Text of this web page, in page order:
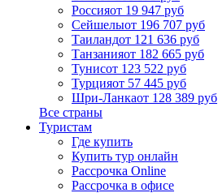
Россияот 19 947 руб
Сейшелыот 196 707 руб
Таиландот 121 636 руб
Танзанияот 182 665 руб
Тунисот 123 522 руб
Турцияот 57 445 руб
Шри-Ланкаот 128 389 руб
Все страны
Туристам
Где купить
Купить тур онлайн
Рассрочка Online
Рассрочка в офисе